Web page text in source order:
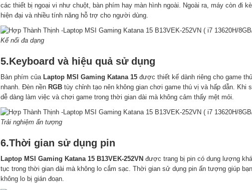
các thiết bị ngoại vi như chuột, bàn phím hay màn hình ngoài. Ngoài ra, máy còn đi
hiện đại và nhiều tính năng hỗ trợ cho người dùng.
Kế nối đa dạng
5.Keyboard và hiệu quả sử dụng
Bàn phím của Laptop MSI Gaming Katana 15được thiết kế dành riêng cho game
nhanh. Đèn nềnRGBtùy chỉnh tạo nên không gian chơi game thú vị và hấp dẫn. Khi
dễ dàng làm việc và chơi game trong thời gian dài mà không cảm thấy mệt mỏi.
Trải nghiệm ấn tượng
6.Thời gian sử dụng pin
Laptop MSI Gaming Katana 15 B13VEK-252VN được trang bị pin có dung lượng
tục trong thời gian dài mà không lo cắm sạc. Thời gian sử dụng pin ấn tượng giúp
không lo bị gián đoạn.